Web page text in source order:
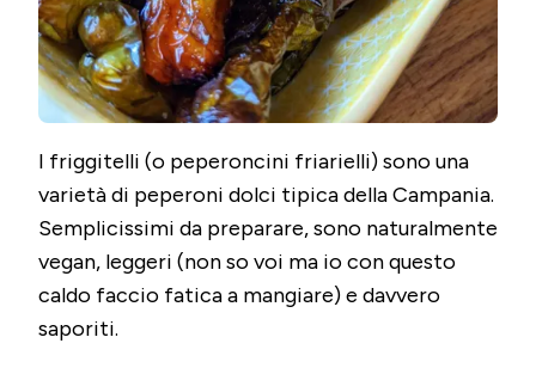
I friggitelli (o peperoncini friarielli) sono una
varietà di peperoni dolci tipica della Campania.
Semplicissimi da preparare, sono naturalmente
vegan, leggeri (non so voi ma io con questo
caldo faccio fatica a mangiare) e davvero
saporiti.